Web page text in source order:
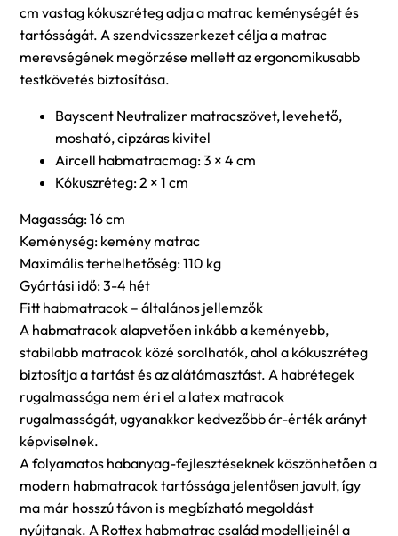
cm vastag kókuszréteg adja a matrac keménységét és
tartósságát. A szendvicsszerkezet célja a matrac
merevségének megőrzése mellett az ergonomikusabb
testkövetés biztosítása.
Bayscent Neutralizer matracszövet, levehető,
mosható, cipzáras kivitel
Aircell habmatracmag: 3 × 4 cm
Kókuszréteg: 2 × 1 cm
Magasság: 16 cm
Keménység: kemény matrac
Maximális terhelhetőség: 110 kg
Gyártási idő: 3-4 hét
Fitt habmatracok – általános jellemzők
A habmatracok alapvetően inkább a keményebb,
stabilabb matracok közé sorolhatók, ahol a kókuszréteg
biztosítja a tartást és az alátámasztást. A habrétegek
rugalmassága nem éri el a latex matracok
rugalmasságát, ugyanakkor kedvezőbb ár-érték arányt
képviselnek.
A folyamatos habanyag-fejlesztéseknek köszönhetően a
modern habmatracok tartóssága jelentősen javult, így
ma már hosszú távon is megbízható megoldást
nyújtanak. A Rottex habmatrac család modelljeinél a